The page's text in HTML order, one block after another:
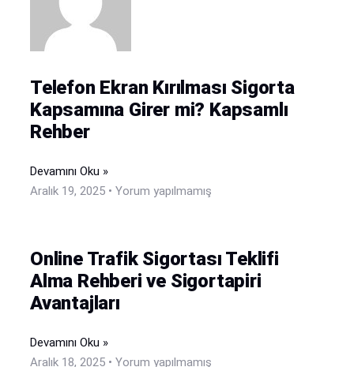
Telefon Ekran Kırılması Sigorta
Kapsamına Girer mi? Kapsamlı
Rehber
Devamını Oku »
Aralık 19, 2025
Yorum yapılmamış
Online Trafik Sigortası Teklifi
Alma Rehberi ve Sigortapiri
Avantajları
Devamını Oku »
Aralık 18, 2025
Yorum yapılmamış